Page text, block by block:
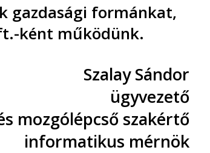
gazdasági formánkat,
ként működünk.
Szalay Sándor
ügyvezető
mozgólépcső szakértő
informatikus mérnök